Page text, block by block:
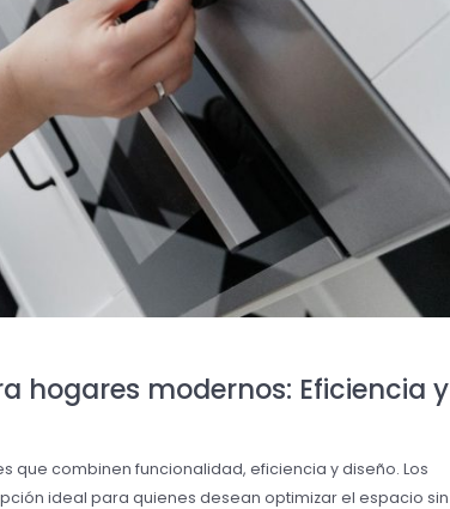
hogares modernos: Eficiencia y
que combinen funcionalidad, eficiencia y diseño. Los
ideal para quienes desean optimizar el espacio sin